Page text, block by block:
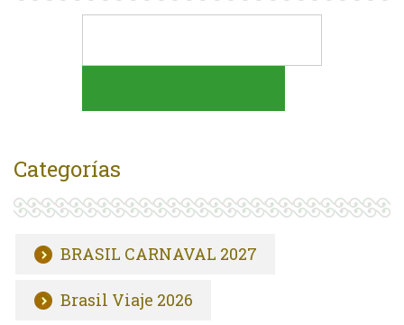
Categorías
BRASIL CARNAVAL 2027
Brasil Viaje 2026